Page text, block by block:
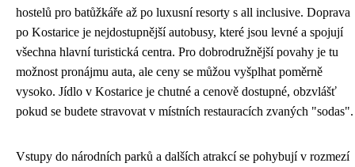
hostelů pro batůžkáře až po luxusní resorty s all inclusive. Doprava
po Kostarice je nejdostupnější autobusy, které jsou levné a spojují
všechna hlavní turistická centra. Pro dobrodružnější povahy je tu
možnost pronájmu auta, ale ceny se můžou vyšplhat poměrně
vysoko. Jídlo v Kostarice je chutné a cenově dostupné, obzvlášť
pokud se budete stravovat v místních restauracích zvaných "sodas".
Vstupy do národních parků a dalších atrakcí se pohybují v rozmezí